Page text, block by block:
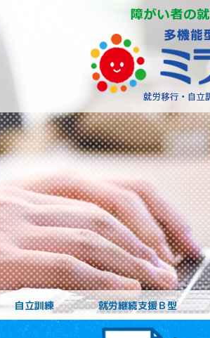
自立訓練 就労継続支援Ｂ型